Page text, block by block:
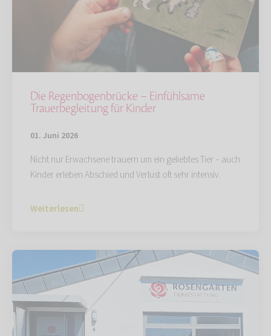
Die Regenbogenbrücke – Einfühlsame
Trauerbegleitung für Kinder
01. Juni 2026
Nicht nur Erwachsene trauern um ein geliebtes Tier – auch
Kinder erleben Abschied und Verlust oft sehr intensiv.
Weiterlesen